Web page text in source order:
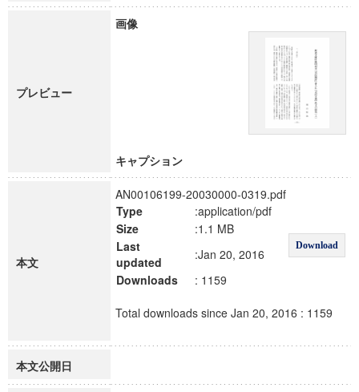
プレビュー
画像
キャプション
本文
AN00106199-20030000-0319.pdf
Type
:application/pdf
Download
Size
:1.1 MB
Last
updated
:Jan 20, 2016
Downloads
: 1159
Total downloads since Jan 20, 2016 : 1159
本文公開日